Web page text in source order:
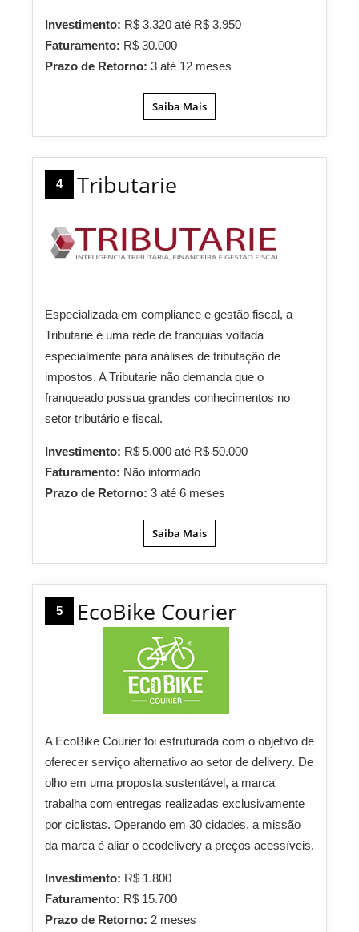
Investimento: R$ 3.320 até R$ 3.950
Faturamento: R$ 30.000
Prazo de Retorno: 3 até 12 meses
Saiba Mais
4 Tributarie
Especializada em compliance e gestão fiscal, a
Tributarie é uma rede de franquias voltada
especialmente para análises de tributação de
impostos. A Tributarie não demanda que o
franqueado possua grandes conhecimentos no
setor tributário e fiscal.
Investimento: R$ 5.000 até R$ 50.000
Faturamento: Não informado
Prazo de Retorno: 3 até 6 meses
Saiba Mais
5 EcoBike Courier
A EcoBike Courier foi estruturada com o objetivo de
oferecer serviço alternativo ao setor de delivery. De
olho em uma proposta sustentável, a marca
trabalha com entregas realizadas exclusivamente
por ciclistas. Operando em 30 cidades, a missão
da marca é aliar o ecodelivery a preços acessíveis.
Investimento: R$ 1.800
Faturamento: R$ 15.700
Prazo de Retorno: 2 meses